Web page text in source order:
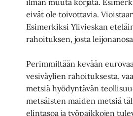
ilman muuta korjata.
eivät ole toivottavia.
Esimerkiksi Ylivieskan
rahoituksen, josta
Perimmiltään kevään
vesiväylien rahoituksesta,
metsiä hyödyntävän
metsäisten maiden metsiä
elintasoa ja työpaikkojen